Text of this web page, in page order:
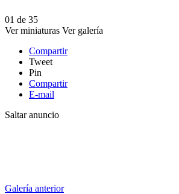
01 de 35
Ver miniaturas Ver galería
Compartir
Tweet
Pin
Compartir
E-mail
Saltar anuncio
Galería anterior